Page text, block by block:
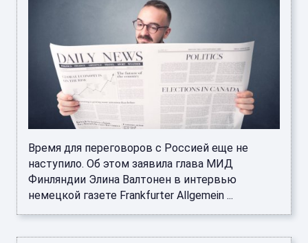
Время для переговоров с Россией еще не
наступило. Об этом заявила глава МИД
Финляндии Элина Валтонен в интервью
немецкой газете Frankfurter Allgemein ...